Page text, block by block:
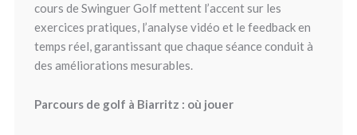
cours de Swinguer Golf mettent l’accent sur les
exercices pratiques, l’analyse vidéo et le feedback en
temps réel, garantissant que chaque séance conduit à
des améliorations mesurables.
Parcours de golf à Biarritz : où jouer